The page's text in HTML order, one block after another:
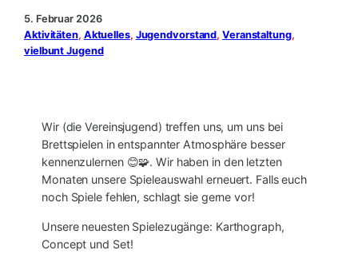
5. Februar 2026
Aktivitäten, Aktuelles, Jugendvorstand, Veranstaltung
vielbunt Jugend
Wir (die Vereinsjugend) treffen uns, um uns bei
Brettspielen in entspannter Atmosphäre besser
kennenzulernen 😊🧩. Wir haben in den letzten
Monaten unsere Spieleauswahl erneuert. Falls euch
noch Spiele fehlen, schlagt sie gerne vor!
Unsere neuesten Spielezugänge: Karthograph,
Concept und Set!